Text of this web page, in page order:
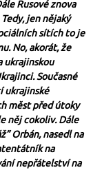
Rusové znova
jen nějaký
sítích to je
No, akorát, že
ukrajinskou
Současné
ukrajinské
měst před útoky
něj cokoliv. Dále
Orbán, nasedl na
na
nepřátelství na